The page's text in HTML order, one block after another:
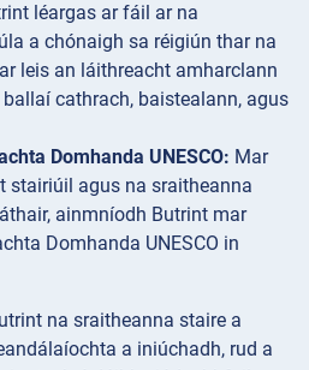
léargas ar fáil ar na
a chónaigh sa réigiún thar na
leis an láithreacht amharclann
cathrach, baistealann, agus
Domhanda UNESCO: Mar
stairiúil agus na sraitheanna
ainmníodh Butrint mar
Domhanda UNESCO in
na sraitheanna staire a
a iniúchadh, rud a